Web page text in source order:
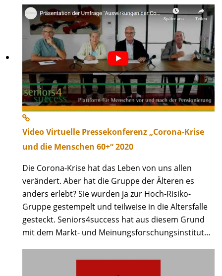
Video Virtuelle Pressekonferenz „Corona-Krise
und die Menschen 60+“ 2020
Die Corona-Krise hat das Leben von uns allen
verändert. Aber hat die Gruppe der Älteren es
anders erlebt? Sie wurden ja zur Hoch-Risiko-
Gruppe gestempelt und teilweise in die Altersfalle
gesteckt. Seniors4success hat aus diesem Grund
mit dem Markt- und Meinungsforschungsinstitut…